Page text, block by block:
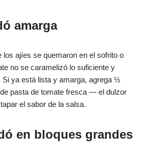
amarga
los ajíes se quemaron en el sofrito o
no se caramelizó lo suficiente y
Si ya está lista y amarga, agrega ½
pasta de tomate fresca — el dulzor
el sabor de la salsa.
en bloques grandes